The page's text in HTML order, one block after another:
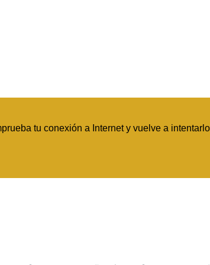
tu conexión a Internet y vuelve a